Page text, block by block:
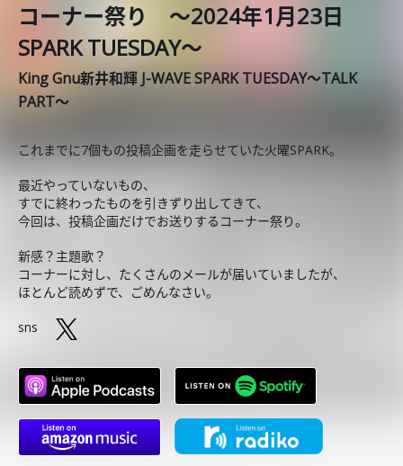
コーナー祭り ～2024年1月23日
SPARK TUESDAY～
King Gnu新井和輝 J-WAVE SPARK TUESDAY～TALK
PART～
これまでに7個もの投稿企画を走らせていた火曜SPARK。
最近やっていないもの、
すでに終わったものを引きずり出してきて、
今回は、投稿企画だけでお送りするコーナー祭り。
新感？主題歌？
コーナーに対し、たくさんのメールが届いていましたが、
ほとんど読めずで、ごめんなさい。
sns